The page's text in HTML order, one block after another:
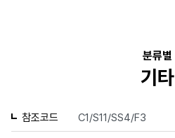
분류별
기타
참조코드 C1/S11/SS4/F3